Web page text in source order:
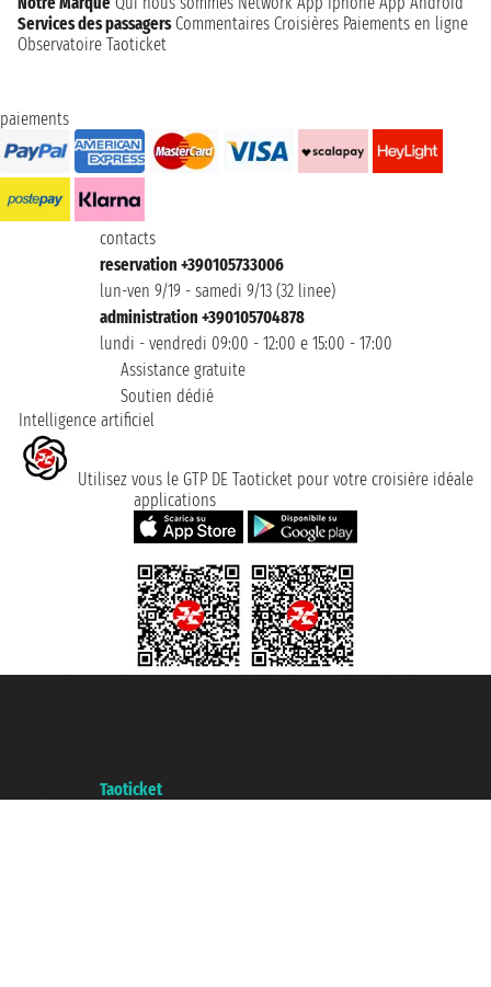
Services des passagers Commentaires Croisières Paiements en ligne
Observatoire Taoticket
paiements
contacts
reservation +390105733006
lun-ven 9/19 - samedi 9/13 (32 linee)
administration +390105704878
lundi - vendredi 09:00 - 12:00 e 15:00 - 17:00
Assistance gratuite
Soutien dédié
Intelligence artificiel
Utilisez vous le GTP DE Taoticket pour votre croisière idéale
applications
Taoticket